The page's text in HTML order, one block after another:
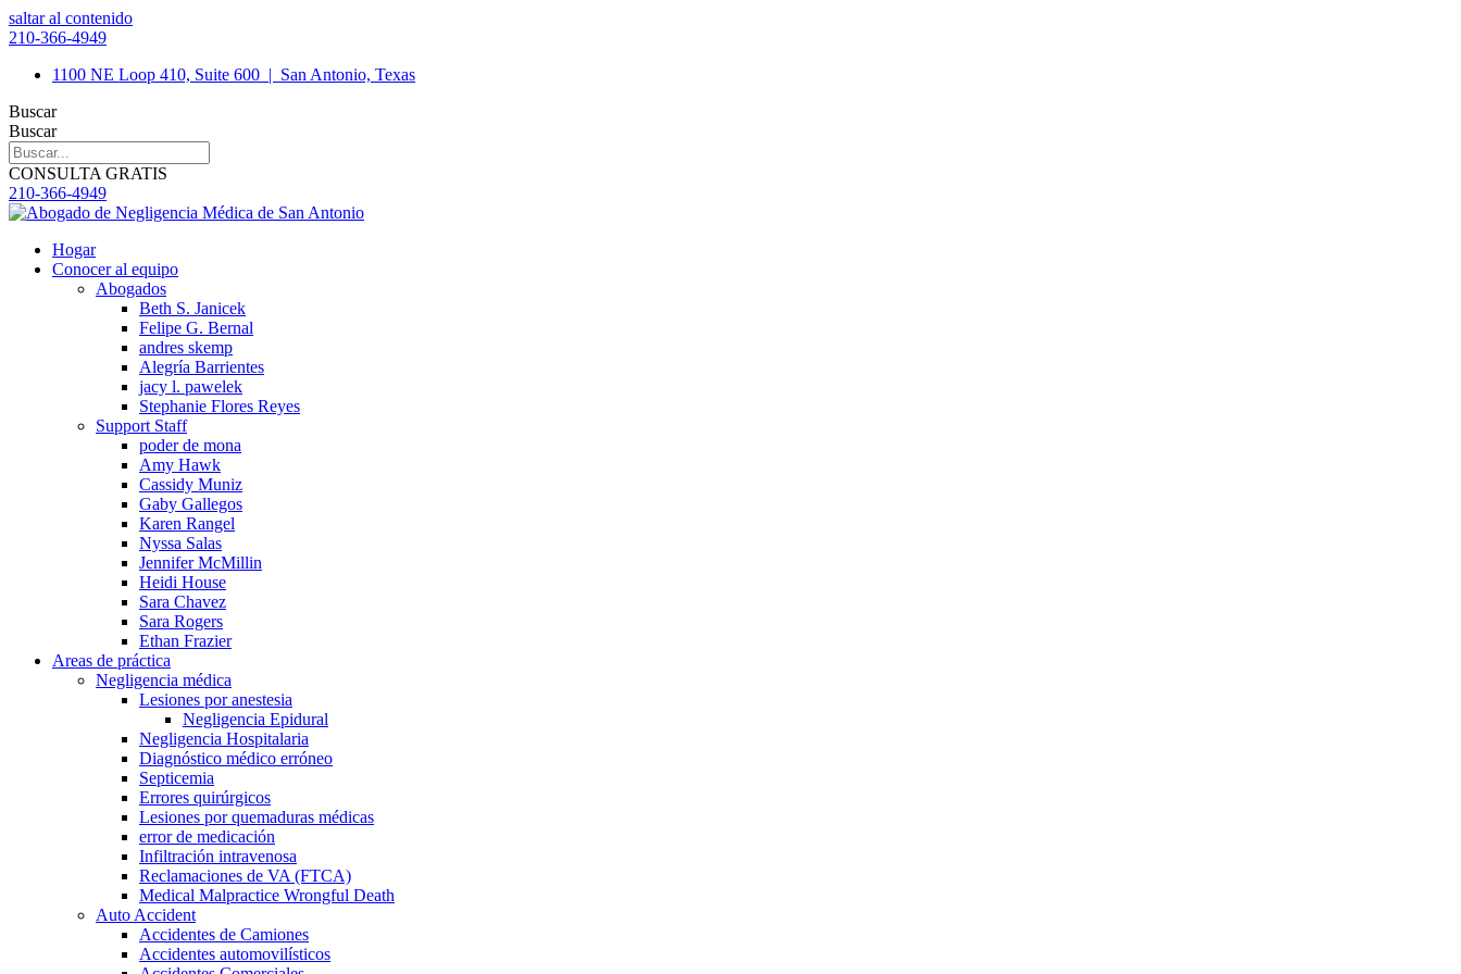
saltar al contenido
210-366-4949
1100 NE Loop 410, Suite 600 | San Antonio, Texas
Buscar
Buscar
CONSULTA GRATIS
210-366-4949
Hogar
Conocer al equipo
Abogados
Beth S. Janicek
Felipe G. Bernal
andres skemp
Alegría Barrientes
jacy l. pawelek
Stephanie Flores Reyes
Support Staff
poder de mona
Amy Hawk
Cassidy Muniz
Gaby Gallegos
Karen Rangel
Nyssa Salas
Jennifer McMillin
Heidi House
Sara Chavez
Sara Rogers
Ethan Frazier
Areas de práctica
Negligencia médica
Lesiones por anestesia
Negligencia Epidural
Negligencia Hospitalaria
Diagnóstico médico erróneo
Septicemia
Errores quirúrgicos
Lesiones por quemaduras médicas
error de medicación
Infiltración intravenosa
Reclamaciones de VA (FTCA)
Medical Malpractice Wrongful Death
Auto Accident
Accidentes de Camiones
Accidentes automovilísticos